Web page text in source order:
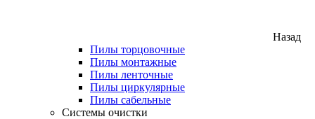
Назад
Пилы торцовочные
Пилы монтажные
Пилы ленточные
Пилы циркулярные
Пилы сабельные
Системы очистки